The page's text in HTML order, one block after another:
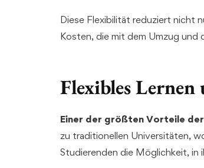
Diese Flexibilität reduziert nicht
Kosten, die mit dem Umzug und
Flexibles Lernen
Einer der größten Vorteile
zu traditionellen Universitäten,
Studierenden die Möglichkeit, in